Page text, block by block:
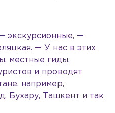
экскурсионные, —
— У нас в этих
местные гиды,
и проводят
например,
Бухару, Ташкент и так